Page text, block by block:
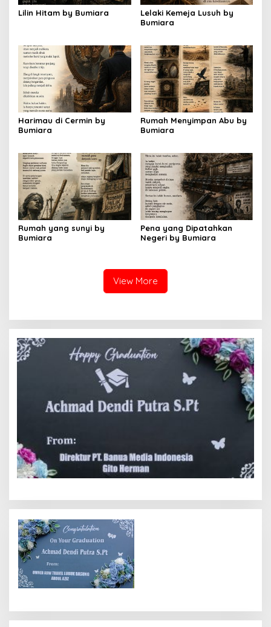
Lilin Hitam by Bumiara
Lelaki Kemeja Lusuh by
Bumiara
Harimau di Cermin by
Bumiara
Rumah Menyimpan Abu by
Bumiara
Rumah yang sunyi by
Bumiara
Pena yang Dipatahkan
Negeri by Bumiara
View More